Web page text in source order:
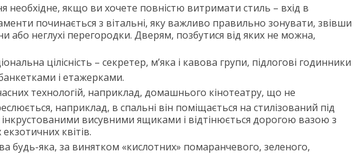
необхідне, якщо ви хочете повністю витримати стиль – вхід в
починається з вітальні, яку важливо правильно зонувати, звівши
або неглухі перегородки. Дверям, позбутися від яких не можна,
цілісність – секретер, м’яка і кавова групи, підлогові годинники
і етажерками.
технологій, наприклад, домашнього кінотеатру, що не
наприклад, в спальні він поміщається на стилізований під
висувними ящиками і відтінюється дорогою вазою з
квітів.
будь-яка, за винятком «кислотних» помаранчевого, зеленого,